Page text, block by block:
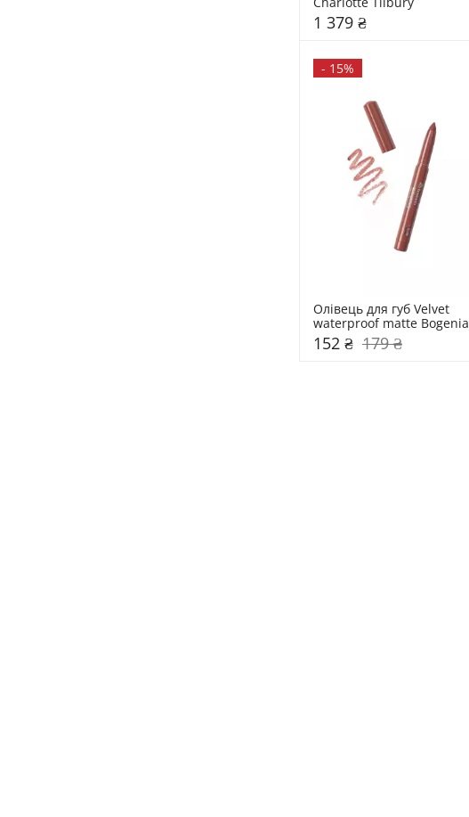
1 379 ₴
- 15%
Олівець для губ Velvet
waterproof matte Bogenia
152 ₴ 179 ₴